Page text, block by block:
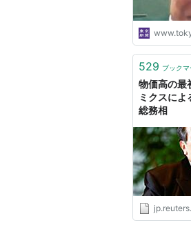
529 ブックマ
物価高の最
ミクスによ
総務相